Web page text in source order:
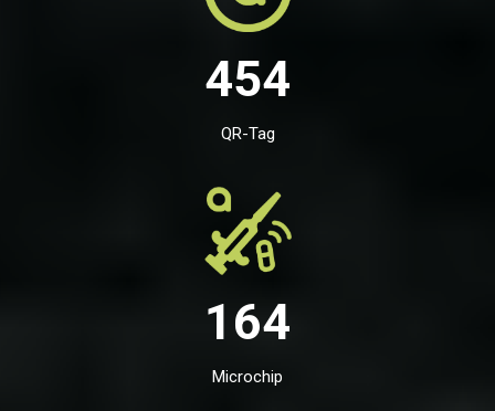
454
QR-Tag
164
Microchip